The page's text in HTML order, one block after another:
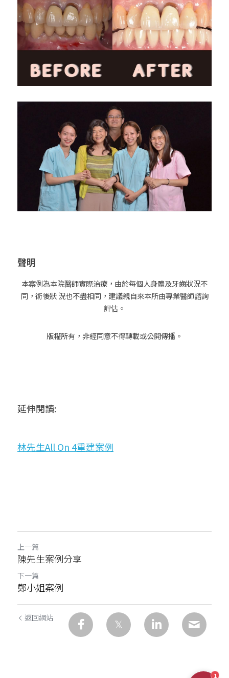
聲明
本案例為本院醫師實際治療，由於每個人身體及牙齒狀況不
同，術後狀 況也不盡相同，建議親自來本所由專業醫師諮詢
評估。
版權所有，非經同意不得轉載或公開傳播。
延伸閱讀:
林先生All On 4重建案例
上一篇
陳先生案例分享
下一篇
鄭小姐案例
返回網站
1